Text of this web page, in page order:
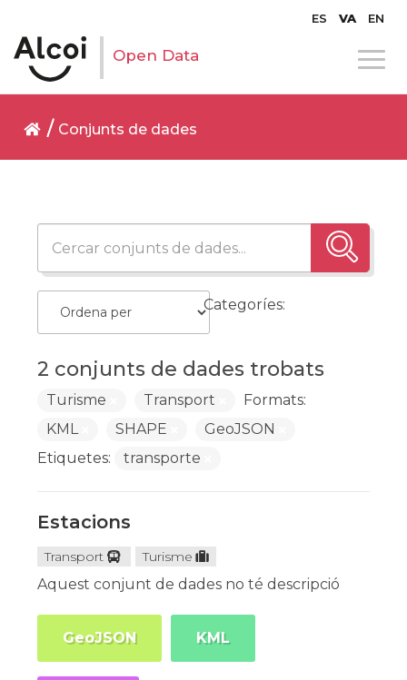
ES VA EN
Open Data
Conjunts de dades
2 conjunts de dades trobats
Categoríes:
Turisme Transport
Formats:
KML
SHAPE
GeoJSON
Etiquetes:
transporte
Estacions
Transport Turisme
Aquest conjunt de dades no té descripció
GeoJSON KML